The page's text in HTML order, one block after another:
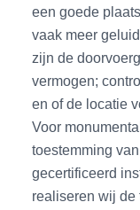
een goede
vaak meer
zijn de
vermogen;
en of de locatie
Voor
toestemming
gecertificeerd
realiseren wij de